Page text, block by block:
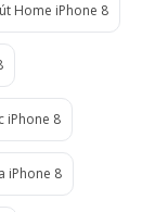
Home iPhone 8
iPhone 8
iPhone 8